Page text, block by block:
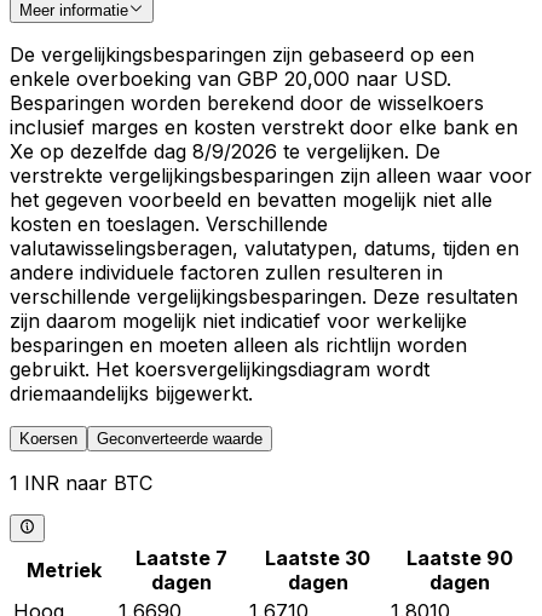
Meer informatie
De vergelijkingsbesparingen zijn gebaseerd op een
enkele overboeking van GBP 20,000 naar USD.
Besparingen worden berekend door de wisselkoers
inclusief marges en kosten verstrekt door elke bank en
Xe op dezelfde dag 8/9/2026 te vergelijken. De
verstrekte vergelijkingsbesparingen zijn alleen waar voor
het gegeven voorbeeld en bevatten mogelijk niet alle
kosten en toeslagen. Verschillende
valutawisselingsberagen, valutatypen, datums, tijden en
andere individuele factoren zullen resulteren in
verschillende vergelijkingsbesparingen. Deze resultaten
zijn daarom mogelijk niet indicatief voor werkelijke
besparingen en moeten alleen als richtlijn worden
gebruikt. Het koersvergelijkingsdiagram wordt
driemaandelijks bijgewerkt.
Koersen Geconverteerde waarde
1 INR naar BTC
Metriek
Laatste 7
dagen
Laatste 30
dagen
Laatste 90
dagen
Hoog
1,6690 1,6710
1,8010